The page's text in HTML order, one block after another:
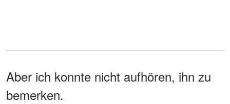
Aber ich konnte nicht aufhören, ihn zu
bemerken.